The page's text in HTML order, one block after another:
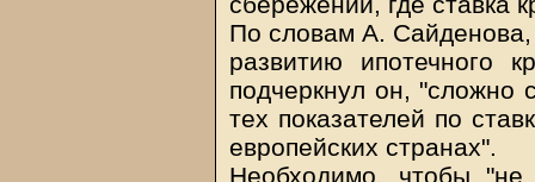
По словам А.
развитию ипотечного
подчеркнул он, "сложно
тех показателей по
европейских странах".
Необходимо, чтобы